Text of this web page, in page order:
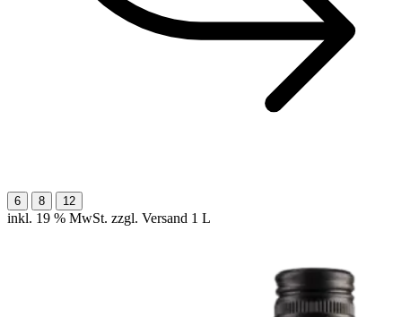
6 8 12
inkl. 19 % MwSt. zzgl. Versand 1 L